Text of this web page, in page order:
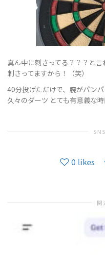
真ん中に刺さってる？？？と
刺さってますから！（笑）
40分投げただけで、腕がパンパ
久々のダーツ とても有意義な時
0 likes
関